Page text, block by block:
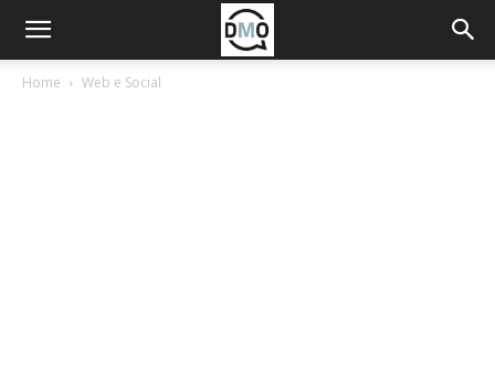
Home Web e Social